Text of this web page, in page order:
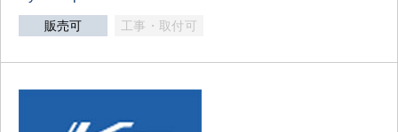
販売可 工事・取付可